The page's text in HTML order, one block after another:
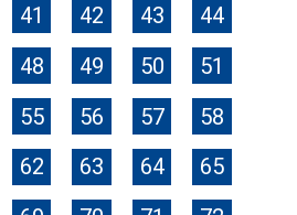
41 42 43
44
48 49 50
51
55 56 57
58
62 63 64
65